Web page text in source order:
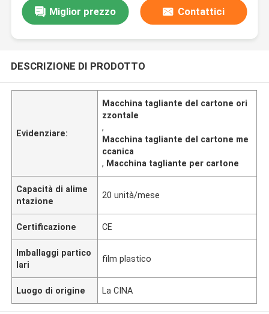
Miglior prezzo Contattici
DESCRIZIONE DI PRODOTTO
Evidenziare:
Macchina tagliante del cartone ori
zzontale
,
Macchina tagliante del cartone me
ccanica
, Macchina tagliante per cartone
Capacità di alime
ntazione
20 unità/mese
Certificazione CE
Imballaggi partico
lari
film plastico
Luogo di origine La CINA